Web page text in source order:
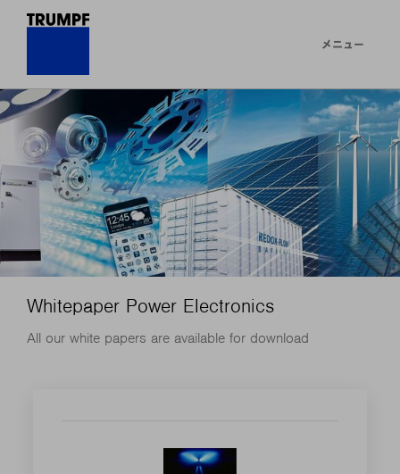
メニュー
Whitepaper Power Electronics
All our white papers are available for download